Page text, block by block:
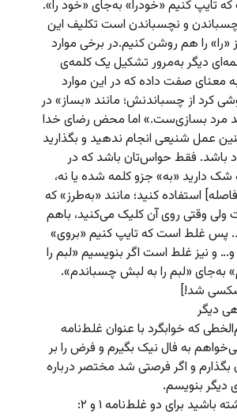
تایپ کنیم «خودرا» به‌جای «خود را».
چسباندن و نچسباندن است تکلیف این
«را» را هم روشن کنیم.در برخی موارد
دیگر به‌مرور تشکیل یک کلمه‌ی
معنای صفت داده که در این موارد
کرد از چسباندنش؛ مانند «بساز» در
مرد بسازی‌ست.» اما محض رضای خدا
عمل شنیعی انجام ندهید و بگذارید
باشد. فقط حواس‌تان باشد که در
دارید «به» جزو کلمه شده یا نه،
استفاده کنید؛ مانند «به‌طرز» که
وقتی روی آن کلیک می‌کنید، باهم
پس غلط است که تایپ کنیم «بروی»
و نیز غلط است اگر بنویسیم «لبم را
به‌جای «لبم را به لبش چسباندم».
شد!]
دیگر
که خوابگرد با عنوان غلط‌نامه
به فال نیک بگیرم و فرض را بر
بگذارم و اگر فرصتی شد مختصر درباره
دیگر بنویسم.
باشید برای دو غلط‌نامه ۱ و ۲: